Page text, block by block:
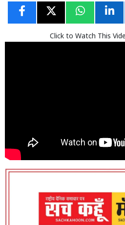
Click to Watch This